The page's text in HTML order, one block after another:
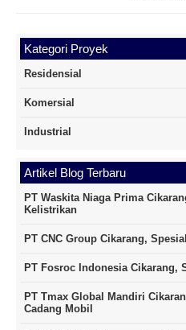
Kategori Proyek
Residensial
Komersial
Industrial
Artikel Blog Terbaru
PT Waskita Niaga Prima
Kelistrikan
PT CNC Group Cikarang,
PT Fosroc Indonesia Cikarang,
PT Tmax Global Mandiri
Cadang Mobil